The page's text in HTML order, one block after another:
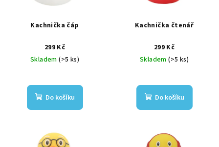
Kachnička čáp
299 Kč
Skladem(>5 ks)
Do košíku
Kachnička čtenář
299 Kč
Skladem(>5 ks)
Do košíku